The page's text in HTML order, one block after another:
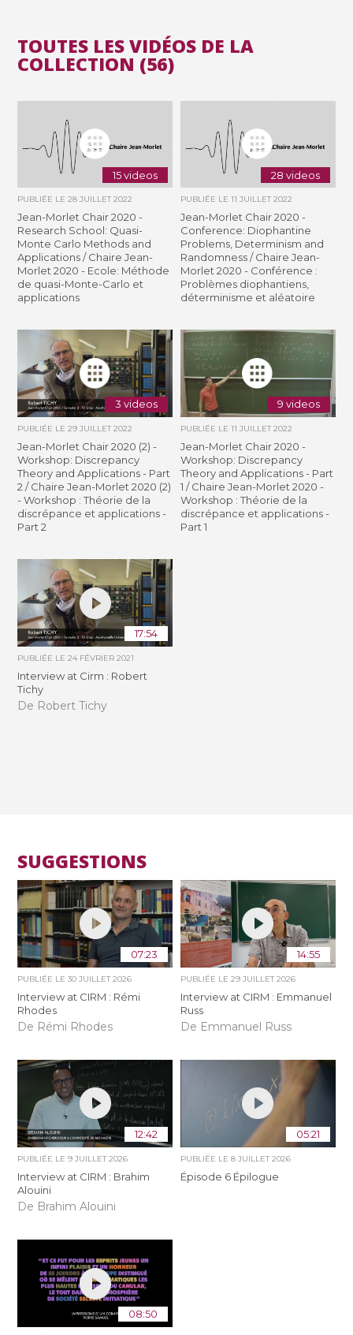
TOUTES LES VIDÉOS DE LA
COLLECTION (56)
15 videos
PUBLIÉE LE28 JUILLET 2022
Jean-Morlet Chair 2020 -
Research School: Quasi-
Monte Carlo Methods and
Applications / Chaire Jean-
Morlet 2020 - Ecole: Méthode
de quasi-Monte-Carlo et
applications
28 videos
PUBLIÉE LE 11 JUILLET 2022
Jean-Morlet Chair 2020 -
Conference: Diophantine
Problems, Determinism and
Randomness / Chaire Jean-
Morlet 2020 - Conférence :
Problèmes diophantiens,
déterminisme et aléatoire
3 videos
PUBLIÉE LE29 JUILLET 2022
Jean-Morlet Chair 2020 (2) -
Workshop: Discrepancy
Theory and Applications - Part
2 / Chaire Jean-Morlet 2020 (2)
- Workshop : Théorie de la
discrépance et applications -
Part 2
9 videos
PUBLIÉE LE 11 JUILLET 2022
Jean-Morlet Chair 2020 -
Workshop: Discrepancy
Theory and Applications - Part
1 / Chaire Jean-Morlet 2020 -
Workshop : Théorie de la
discrépance et applications -
Part 1
17:54
PUBLIÉE LE24 FÉVRIER 2021
Interview at Cirm : Robert
Tichy
De Robert Tichy
SUGGESTIONS
07:23
PUBLIÉE LE30 JUILLET 2026
Interview at CIRM : Rémi
Rhodes
De Rémi Rhodes
14:55
PUBLIÉE LE 29 JUILLET 2026
Interview at CIRM : Emmanuel
Russ
De Emmanuel Russ
12:42
PUBLIÉE LE9 JUILLET 2026
Interview at CIRM : Brahim
Alouini
De Brahim Alouini
05:21
PUBLIÉE LE 8 JUILLET 2026
Épisode 6 Épilogue
08:50